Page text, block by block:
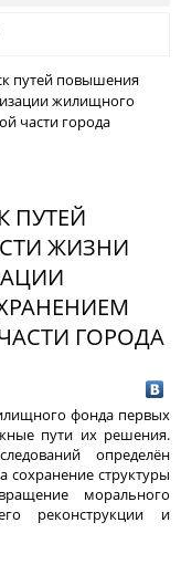
путей повышения
жилищного
части города
ПУТЕЙ
ЖИЗНИ
ГОРОДА
фонда первых
пути их решения.
определён
сохранение структуры
морального
реконструкции и